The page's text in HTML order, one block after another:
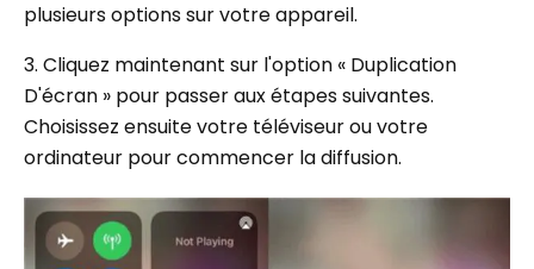
plusieurs options sur votre appareil.
3. Cliquez maintenant sur l'option « Duplication
D'écran » pour passer aux étapes suivantes.
Choisissez ensuite votre téléviseur ou votre
ordinateur pour commencer la diffusion.